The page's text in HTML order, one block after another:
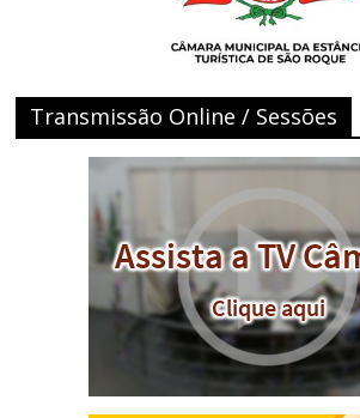
Transmissão Online / Sessões